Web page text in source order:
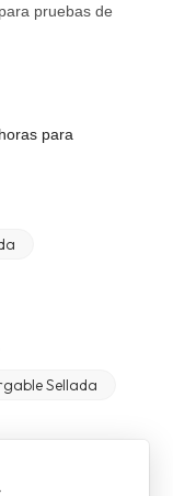
pruebas de
para
Sellada